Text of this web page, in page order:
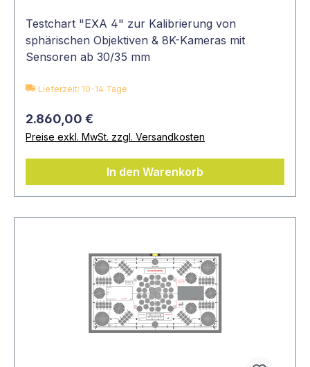
Testchart "EXA 4" zur Kalibrierung von
sphärischen Objektiven & 8K-Kameras mit
Sensoren ab 30/35 mm
Lieferzeit: 10-14 Tage
2.860,00 €
Preise exkl. MwSt. zzgl. Versandkosten
In den Warenkorb